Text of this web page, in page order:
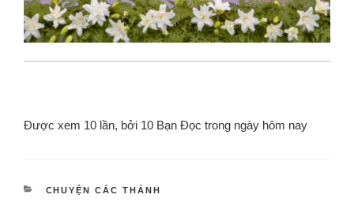
Được xem 10 lần, bởi 10 Bạn Đọc trong ngày hôm nay
CHUYỆN CÁC THÁNH